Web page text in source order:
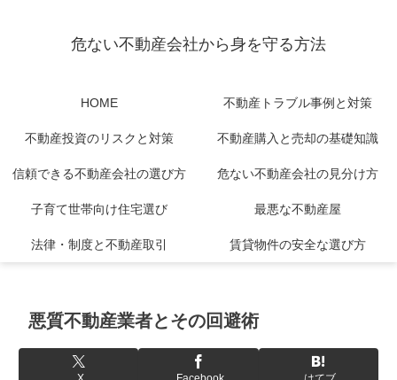
危ない不動産会社から身を守る方法
HOME 不動産トラブル事例と対策
不動産投資のリスクと対策 不動産購入と売却の基礎知識
信頼できる不動産会社の選び方 危ない不動産会社の見分け方
子育て世帯向け住宅選び 最悪な不動産屋
法律・制度と不動産取引 賃貸物件の安全な選び方
悪質不動産業者とその回避術